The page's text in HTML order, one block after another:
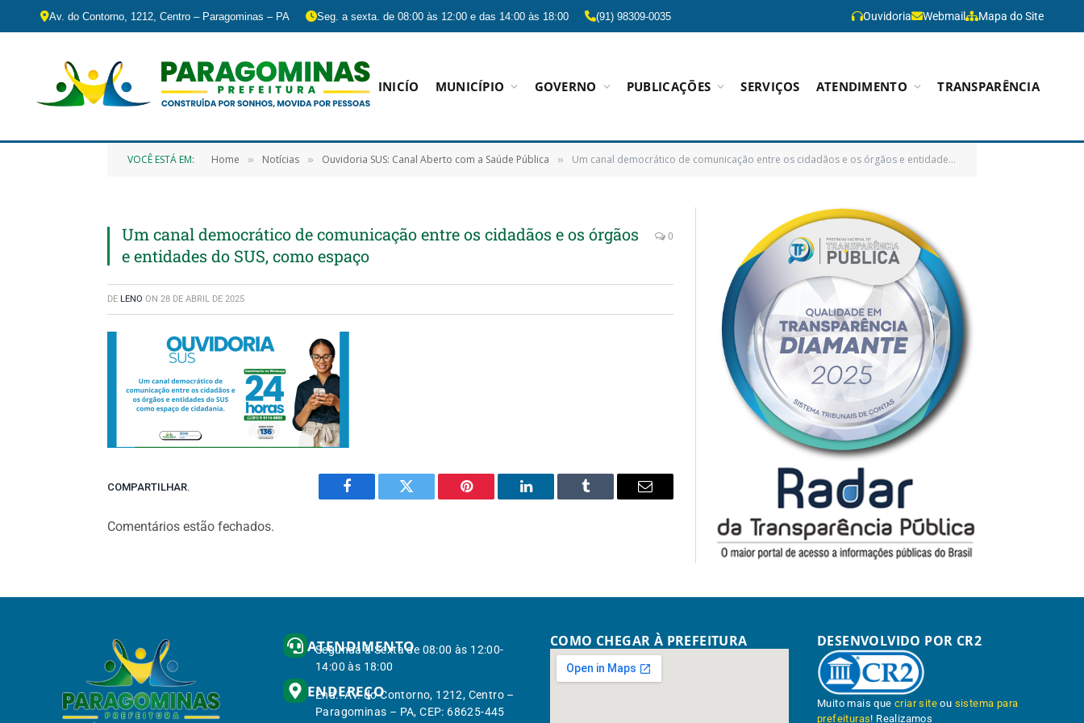
Av. do Contorno, 1212, Centro – Paragominas – PA Seg. a sexta. de 08:00 às 12:00 e das 14:00 às 18:00 (91) 98309-0035 Ouvidoria Webmail Mapa do Site
INICÍO MUNICÍPIO GOVERNO PUBLICAÇÕES SERVIÇOS ATENDIMENTO TRANSPARÊNCIA
VOCÊ ESTÁ EM: Home » Notícias » Ouvidoria SUS: Canal Aberto com a Saúde Pública » Um canal democrático de comunicação entre os cidadãos e os órgãos e entidades do SUS, como espaço
Um canal democrático de comunicação entre os cidadãos e os órgãos
e entidades do SUS, como espaço
0
DE LENO ON 28 DE ABRIL DE 2025
COMPARTILHAR.
Facebook Twitter Pinterest LinkedIn Tumblr Email
Comentários estão fechados.
ATENDIMENTO
Segunda à Sexta de 08:00 às 12:00-
14:00 às 18:00
ENDEREÇO
End.: Av. do Contorno, 1212, Centro –
Paragominas – PA, CEP: 68625-445
COMO CHEGAR À PREFEITURA DESENVOLVIDO POR CR2
Muito mais quecriar site ou sistema para
prefeituras! Realizamos